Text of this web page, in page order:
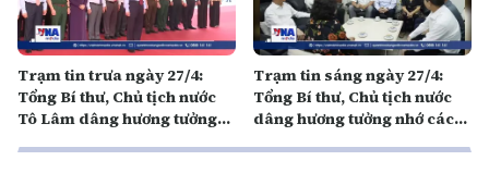
Trạm tin trưa ngày 27/4:
Tổng Bí thư, Chủ tịch nước
Tô Lâm dâng hương tưởng
Trạm tin sáng ngày 27/4:
Tổng Bí thư, Chủ tịch nước
dâng hương tưởng nhớ các